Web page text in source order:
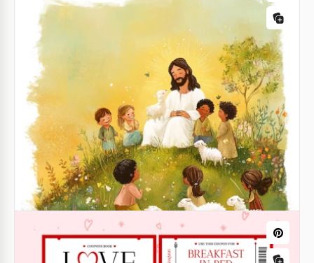
Plantilla de página de libro infantil
Google Slides